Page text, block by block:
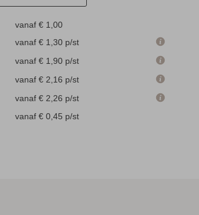
vanaf € 1,00
vanaf € 1,30 p/st
vanaf € 1,90 p/st
vanaf € 2,16 p/st
vanaf € 2,26 p/st
vanaf € 0,45 p/st